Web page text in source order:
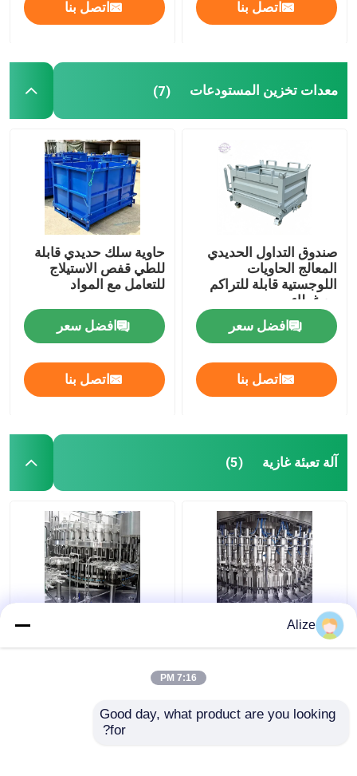
اتصل بنا اتصل بنا
معدات تخزين المستودعات (7)
صندوق التداول الحديدي
المعالج الحاويات
اللوجستية قابلة للتراكم
مع غطاء
افضل سعر
اتصل بنا
حاوية سلك حديدي قابلة
للطي قفص الاستيلاج
للتعامل مع المواد
افضل سعر
اتصل بنا
آلة تعبئة غازية (5)
آلة ملء الكربونية الآلية
Alize
7:16 PM
Good day, what product are you looking
for?